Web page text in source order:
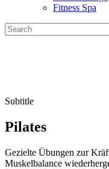
Fitness Spa
Subtitle
Pilates
Gezielte Übungen zur
Muskelbalance